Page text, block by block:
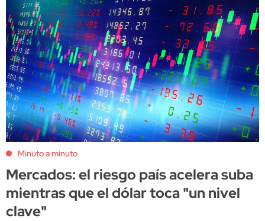
Minuto a minuto
Mercados: el riesgo país acelera suba
mientras que el dólar toca "un nivel
clave"